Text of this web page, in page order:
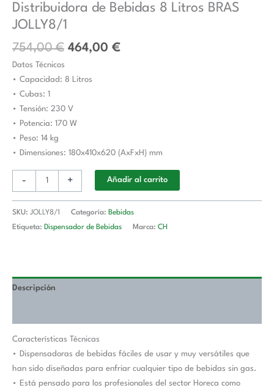
Distribuidora de Bebidas 8 Litros BRAS
JOLLY8/1
754,00€
era:
464,00 €
es:
Datos Técnicos
• Capacidad: 8 Litros
• Cubas: 1
• Tensión: 230 V
• Potencia: 170 W
• Peso: 14 kg
• Dimensiones: 180x410x620 (AxFxH) mm
-
8
Litros
JOLLY8/1
cantidad
+ Añadir al carrito
SKU: JOLLY8/1 Categoría: Bebidas
Etiqueta: Dispensador de Bebidas Marca: CH
Descripción
Características Técnicas
• Dispensadoras de bebidas fáciles de usar y muy versátiles que
han sido diseñadas para enfriar cualquier tipo de bebidas sin gas.
• Está pensado para los profesionales del sector Horeca como